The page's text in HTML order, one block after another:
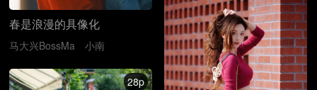
春是浪漫的具像化
马大兴BossMa 小南
28p